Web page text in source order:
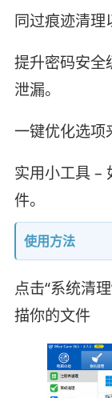
同过痕迹清理
提升密码安全
泄漏。
一键优化选项
实用小工具 –
件。
使用方法
点击“系统清
描你的文件